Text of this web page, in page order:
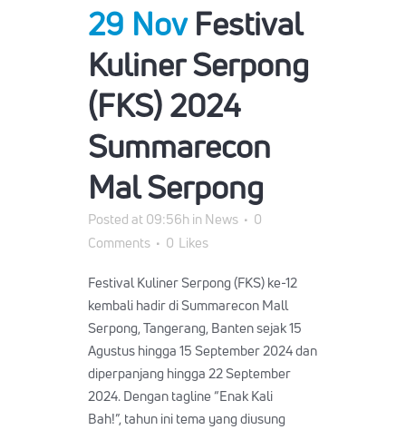
29 Nov Festival
Kuliner Serpong
(FKS) 2024
Summarecon
Mal Serpong
Posted at 09:56hinNews
0
Comments
0 Likes
Festival Kuliner Serpong (FKS) ke-12
kembali hadir di Summarecon Mall
Serpong, Tangerang, Banten sejak 15
Agustus hingga 15 September 2024 dan
diperpanjang hingga 22 September
2024. Dengan tagline “Enak Kali
Bah!”, tahun ini tema yang diusung